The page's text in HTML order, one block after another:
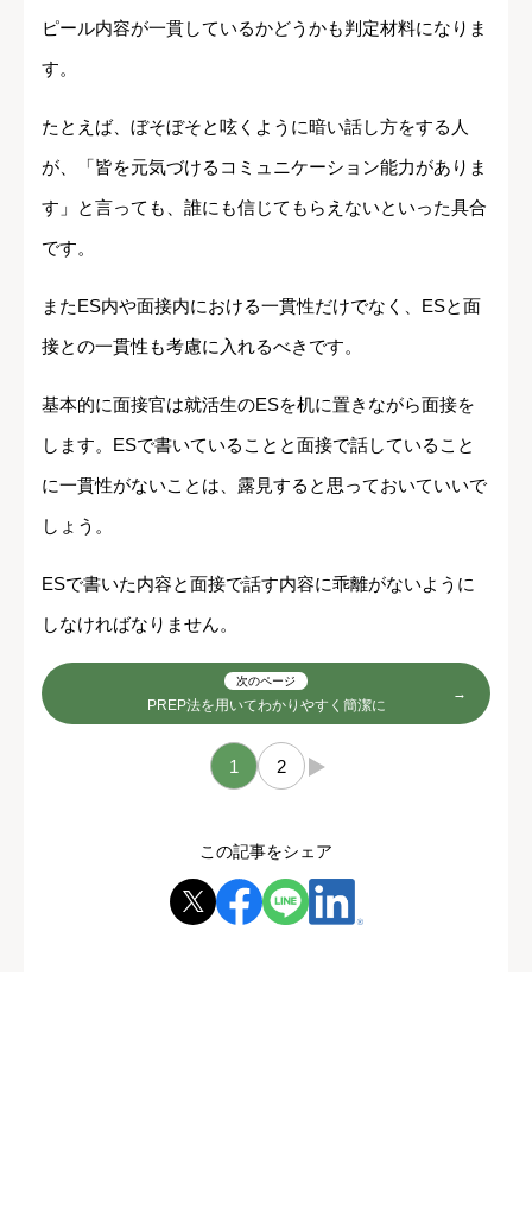
ピール内容が一貫しているかどうかも判定材料になりま
す。
たとえば、ぼそぼそと呟くように暗い話し方をする人
が、「皆を元気づけるコミュニケーション能力がありま
す」と言っても、誰にも信じてもらえないといった具合
です。
またES内や面接内における一貫性だけでなく、ESと面
接との一貫性も考慮に入れるべきです。
基本的に面接官は就活生のESを机に置きながら面接を
します。ESで書いていることと面接で話していること
に一貫性がないことは、露見すると思っておいていいで
しょう。
ESで書いた内容と面接で話す内容に乖離がないように
しなければなりません。
次のページ
PREP法を用いてわかりやすく簡潔に
1 2 →
この記事をシェア